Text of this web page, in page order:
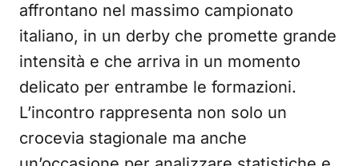
affrontano nel massimo campionato
italiano, in un derby che promette grande
intensità e che arriva in un momento
delicato per entrambe le formazioni.
L’incontro rappresenta non solo un
crocevia stagionale ma anche